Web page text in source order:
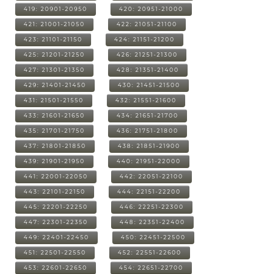
419: 20901-20950 420: 20951-21000
421: 21001-21050 422: 21051-21100
423: 21101-21150 424: 21151-21200
425: 21201-21250 426: 21251-21300
427: 21301-21350 428: 21351-21400
429: 21401-21450 430: 21451-21500
431: 21501-21550 432: 21551-21600
433: 21601-21650 434: 21651-21700
435: 21701-21750 436: 21751-21800
437: 21801-21850 438: 21851-21900
439: 21901-21950 440: 21951-22000
441: 22001-22050 442: 22051-22100
443: 22101-22150 444: 22151-22200
445: 22201-22250 446: 22251-22300
447: 22301-22350 448: 22351-22400
449: 22401-22450 450: 22451-22500
451: 22501-22550 452: 22551-22600
453: 22601-22650 454: 22651-22700